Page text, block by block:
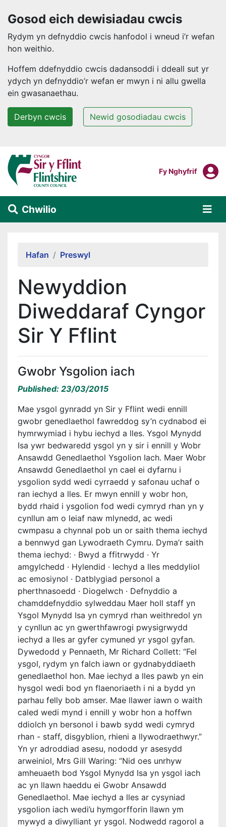
Gosod eich dewisiadau cwcis
Rydym yn defnyddio cwcis hanfodol i wneud i’r wefan
hon weithio.
Hoffem ddefnyddio cwcis dadansoddi i ddeall sut yr
ydych yn defnyddio’r wefan er mwyn i ni allu gwella
ein gwasanaethau.
Derbyn cwcis Newid gosodiadau cwcis
Neidio i'r prif gynnwys
Mewngofnodi I
Fy Nghyfrif
Chwilio
Hafan Preswyl
Newyddion
Diweddaraf Cyngor
Sir Y Fflint
Gwobr Ysgolion iach
Published: 23/03/2015
Mae ysgol gynradd yn Sir y Fflint wedi ennill
gwobr genedlaethol fawreddog sy’n cydnabod ei
hymrwymiad i hybu iechyd a lles. Ysgol Mynydd
Isa ywr bedwaredd ysgol yn y sir i ennill y Wobr
Ansawdd Genedlaethol Ysgolion Iach. Maer Wobr
Ansawdd Genedlaethol yn cael ei dyfarnu i
ysgolion sydd wedi cyrraedd y safonau uchaf o
ran iechyd a lles. Er mwyn ennill y wobr hon,
bydd rhaid i ysgolion fod wedi cymryd rhan yn y
cynllun am o leiaf naw mlynedd, ac wedi
cwmpasu a chynnal pob un or saith thema iechyd
a bennwyd gan Lywodraeth Cymru. Dyma’r saith
thema iechyd: · Bwyd a ffitrwydd · Yr
amgylchedd · Hylendid · Iechyd a lles meddyliol
ac emosiynol · Datblygiad personol a
pherthnasoedd · Diogelwch · Defnyddio a
chamddefnyddio sylweddau Maer holl staff yn
Ysgol Mynydd Isa yn cymryd rhan weithredol yn
y cynllun ac yn gwerthfawrogi pwysigrwydd
iechyd a lles ar gyfer cymuned yr ysgol gyfan.
Dywedodd y Pennaeth, Mr Richard Collett: “Fel
ysgol, rydym yn falch iawn or gydnabyddiaeth
genedlaethol hon. Mae iechyd a lles pawb yn ein
hysgol wedi bod yn flaenoriaeth i ni a bydd yn
parhau felly bob amser. Mae llawer iawn o waith
caled wedi mynd i ennill y wobr hon a hoffwn
ddiolch yn bersonol i bawb sydd wedi cymryd
rhan - staff, disgyblion, rhieni a llywodraethwyr.”
Yn yr adroddiad asesu, nododd yr asesydd
arweiniol, Mrs Gill Waring: “Nid oes unrhyw
amheuaeth bod Ysgol Mynydd Isa yn ysgol iach
ac yn llawn haeddu ei Gwobr Ansawdd
Genedlaethol. Mae iechyd a lles ar cysyniad
ysgolion iach wedi’u hymgorfforin llawn ym
mywyd a diwylliant yr ysgol. Nodwedd ragorol a